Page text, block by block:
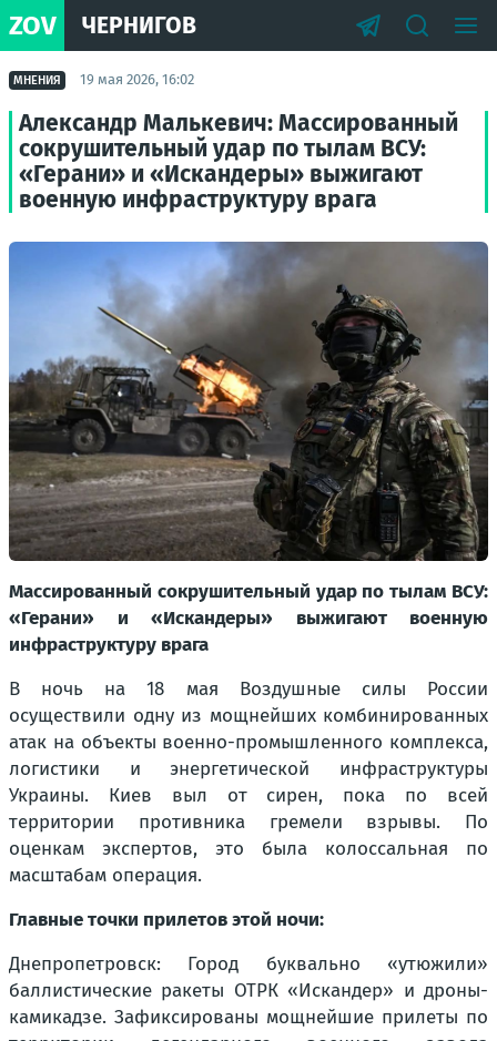
ZOV ЧЕРНИГОВ
МНЕНИЯ 19 мая 2026, 16:02
Александр Малькевич: Массированный
сокрушительный удар по тылам ВСУ:
«Герани» и «Искандеры» выжигают
военную инфраструктуру врага
Массированный сокрушительный удар по тылам ВСУ:
«Герани» и «Искандеры» выжигают военную
инфраструктуру врага
В ночь на 18 мая Воздушные силы России
осуществили одну из мощнейших комбинированных
атак на объекты военно-промышленного комплекса,
логистики и энергетической инфраструктуры
Украины. Киев выл от сирен, пока по всей
территории противника гремели взрывы. По
оценкам экспертов, это была колоссальная по
масштабам операция.
Главные точки прилетов этой ночи:
Днепропетровск: Город буквально «утюжили»
баллистические ракеты ОТРК «Искандер» и дроны-
камикадзе. Зафиксированы мощнейшие прилеты по